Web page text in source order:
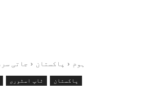
ہوم پاکستان جاتی
پاکستان ٹاپ اسٹوری